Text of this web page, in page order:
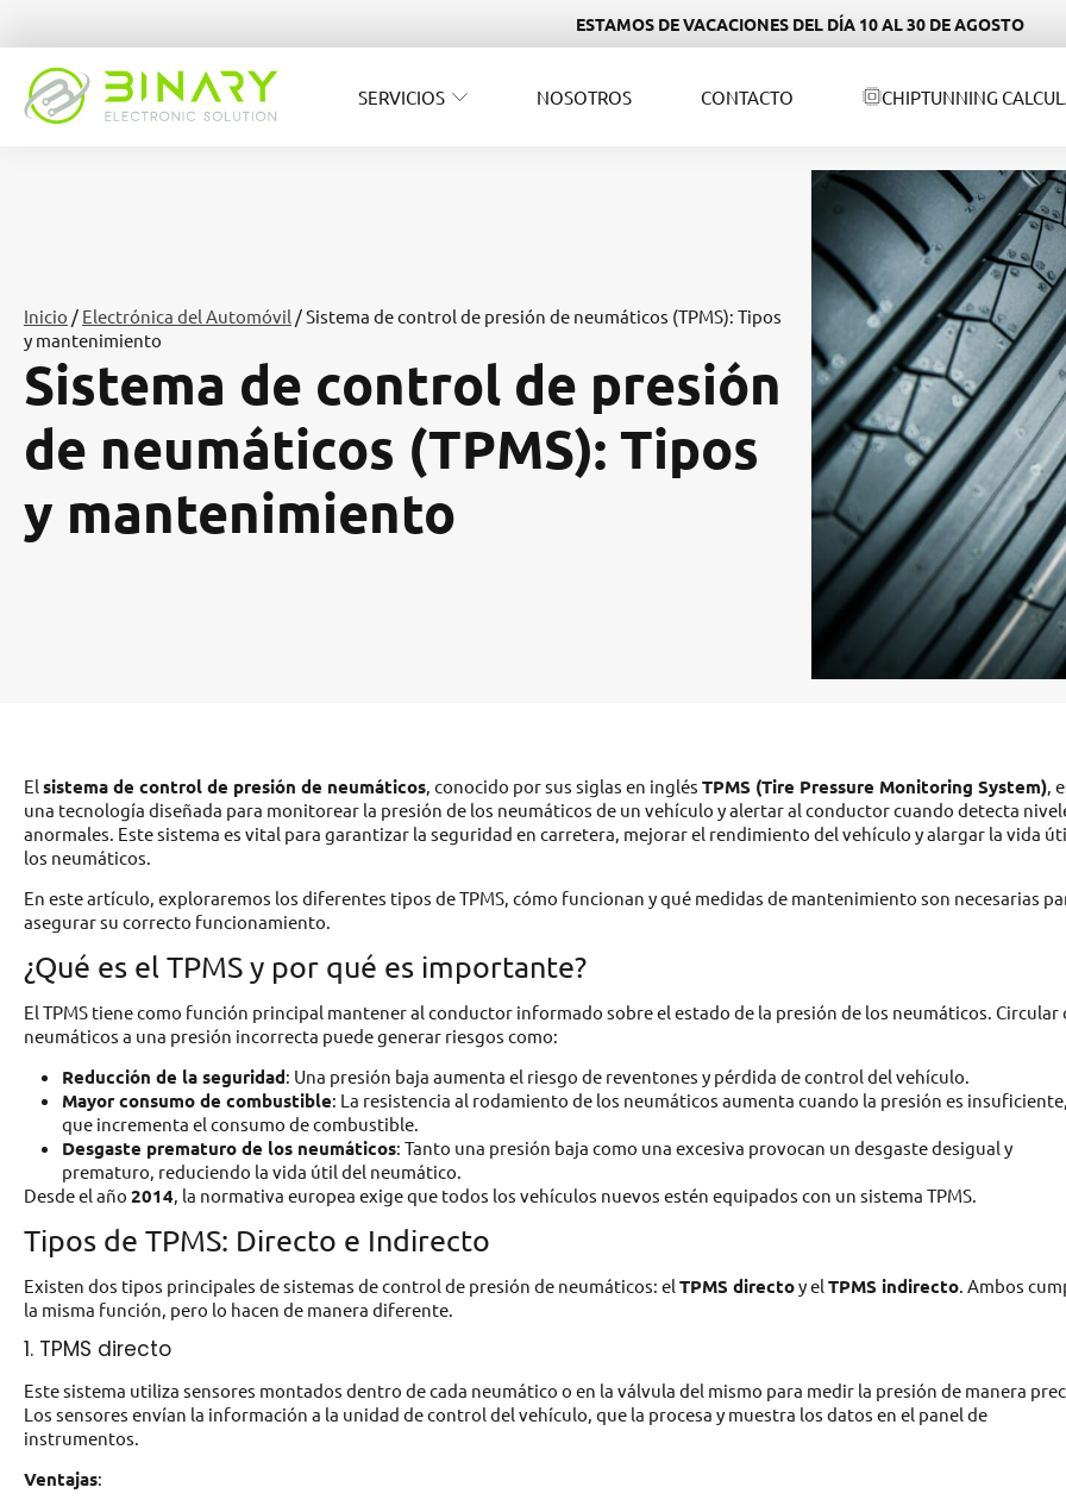
ESTAMOS DE VACACIONES DEL DÍA 10 AL 30 DE AGOSTO
SERVICIOS NOSOTROS CONTACTO CHIPTUNNING
Inicio / Electrónica del Automóvil / Sistema de control de presión de neumáticos (TPMS): Tipos
y mantenimiento
Sistema de control de presión
de neumáticos (TPMS): Tipos
y mantenimiento
El sistema de control de presión de neumáticos, conocido por sus siglas en inglés TPMS (Tire Pressure Monitoring System),
una tecnología diseñada para monitorear la presión de los neumáticos de un vehículo y alertar al conductor cuando detecta
anormales. Este sistema es vital para garantizar la seguridad en carretera, mejorar el rendimiento del vehículo y alargar la vida
los neumáticos.
En este artículo, exploraremos los diferentes tipos de TPMS, cómo funcionan y qué medidas de mantenimiento son necesarias
asegurar su correcto funcionamiento.
¿Qué es el TPMS y por qué es importante?
El TPMS tiene como función principal mantener al conductor informado sobre el estado de la presión de los neumáticos. Circular
neumáticos a una presión incorrecta puede generar riesgos como:
Reducción de la seguridad: Una presión baja aumenta el riesgo de reventones y pérdida de control del vehículo.
Mayor consumo de combustible: La resistencia al rodamiento de los neumáticos aumenta cuando la presión es
que incrementa el consumo de combustible.
Desgaste prematuro de los neumáticos: Tanto una presión baja como una excesiva provocan un desgaste desigual y
prematuro, reduciendo la vida útil del neumático.
Desde el año 2014, la normativa europea exige que todos los vehículos nuevos estén equipados con un sistema TPMS.
Tipos de TPMS: Directo e Indirecto
Existen dos tipos principales de sistemas de control de presión de neumáticos: el TPMS directoy el TPMS indirecto . Ambos
la misma función, pero lo hacen de manera diferente.
1. TPMS directo
Este sistema utiliza sensores montados dentro de cada neumático o en la válvula del mismo para medir la presión de manera
Los sensores envían la información a la unidad de control del vehículo, que la procesa y muestra los datos en el panel de
instrumentos.
Ventajas: